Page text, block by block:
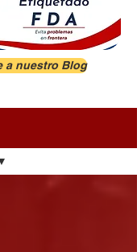
a nuestro Blog